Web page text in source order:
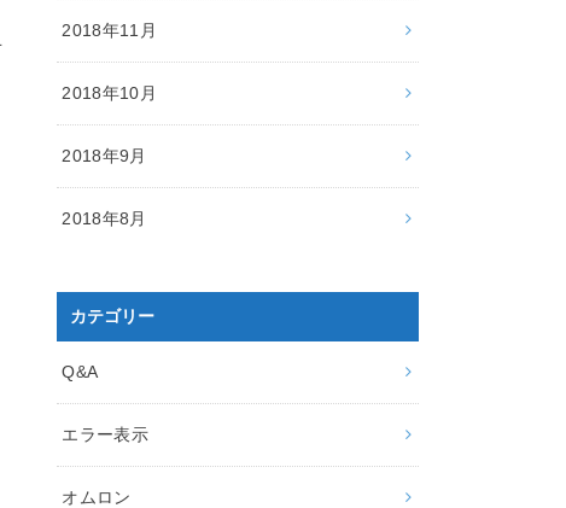
2018年11月
2018年10月
2018年9月
2018年8月
カテゴリー
Q&A
エラー表示
オムロン